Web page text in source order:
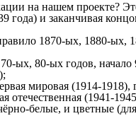
на нашем проекте?
года) и заканчивая
1870-ых, 1880-
ых, 80-ых годов, начало
мировая (1914-1918),
отечественная (1941-
белые, и цветные